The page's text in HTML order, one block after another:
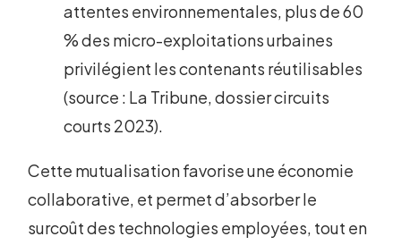
attentes environnementales, plus de 60
% des micro-exploitations urbaines
privilégient les contenants réutilisables
(source : La Tribune, dossier circuits
courts 2023).
Cette mutualisation favorise une économie
collaborative, et permet d’absorber le
surcoût des technologies employées, tout en